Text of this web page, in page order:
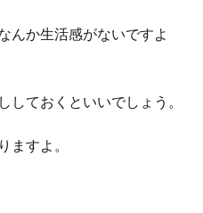
んか生活感がないですよ
しておくといいでしょう。
ますよ。